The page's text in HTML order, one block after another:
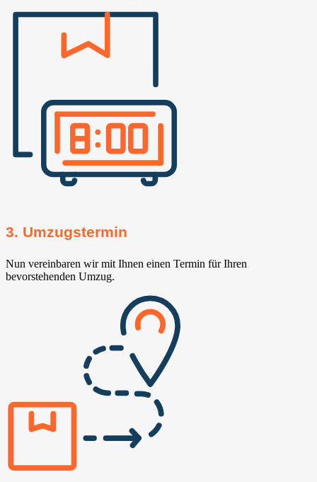
3. Umzugstermin
Nun vereinbaren wir mit Ihnen einen Termin für Ihren
bevorstehenden Umzug.